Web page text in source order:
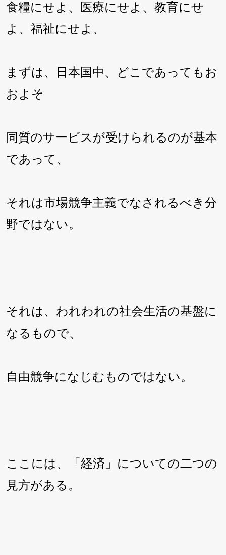
食糧にせよ、医療にせよ、教育にせ
よ、福祉にせよ、
まずは、日本国中、どこであってもお
およそ
同質のサービスが受けられるのが基本
であって、
それは市場競争主義でなされるべき分
野ではない。
それは、われわれの社会生活の基盤に
なるもので、
自由競争になじむものではない。
ここには、「経済」についての二つの
見方がある。